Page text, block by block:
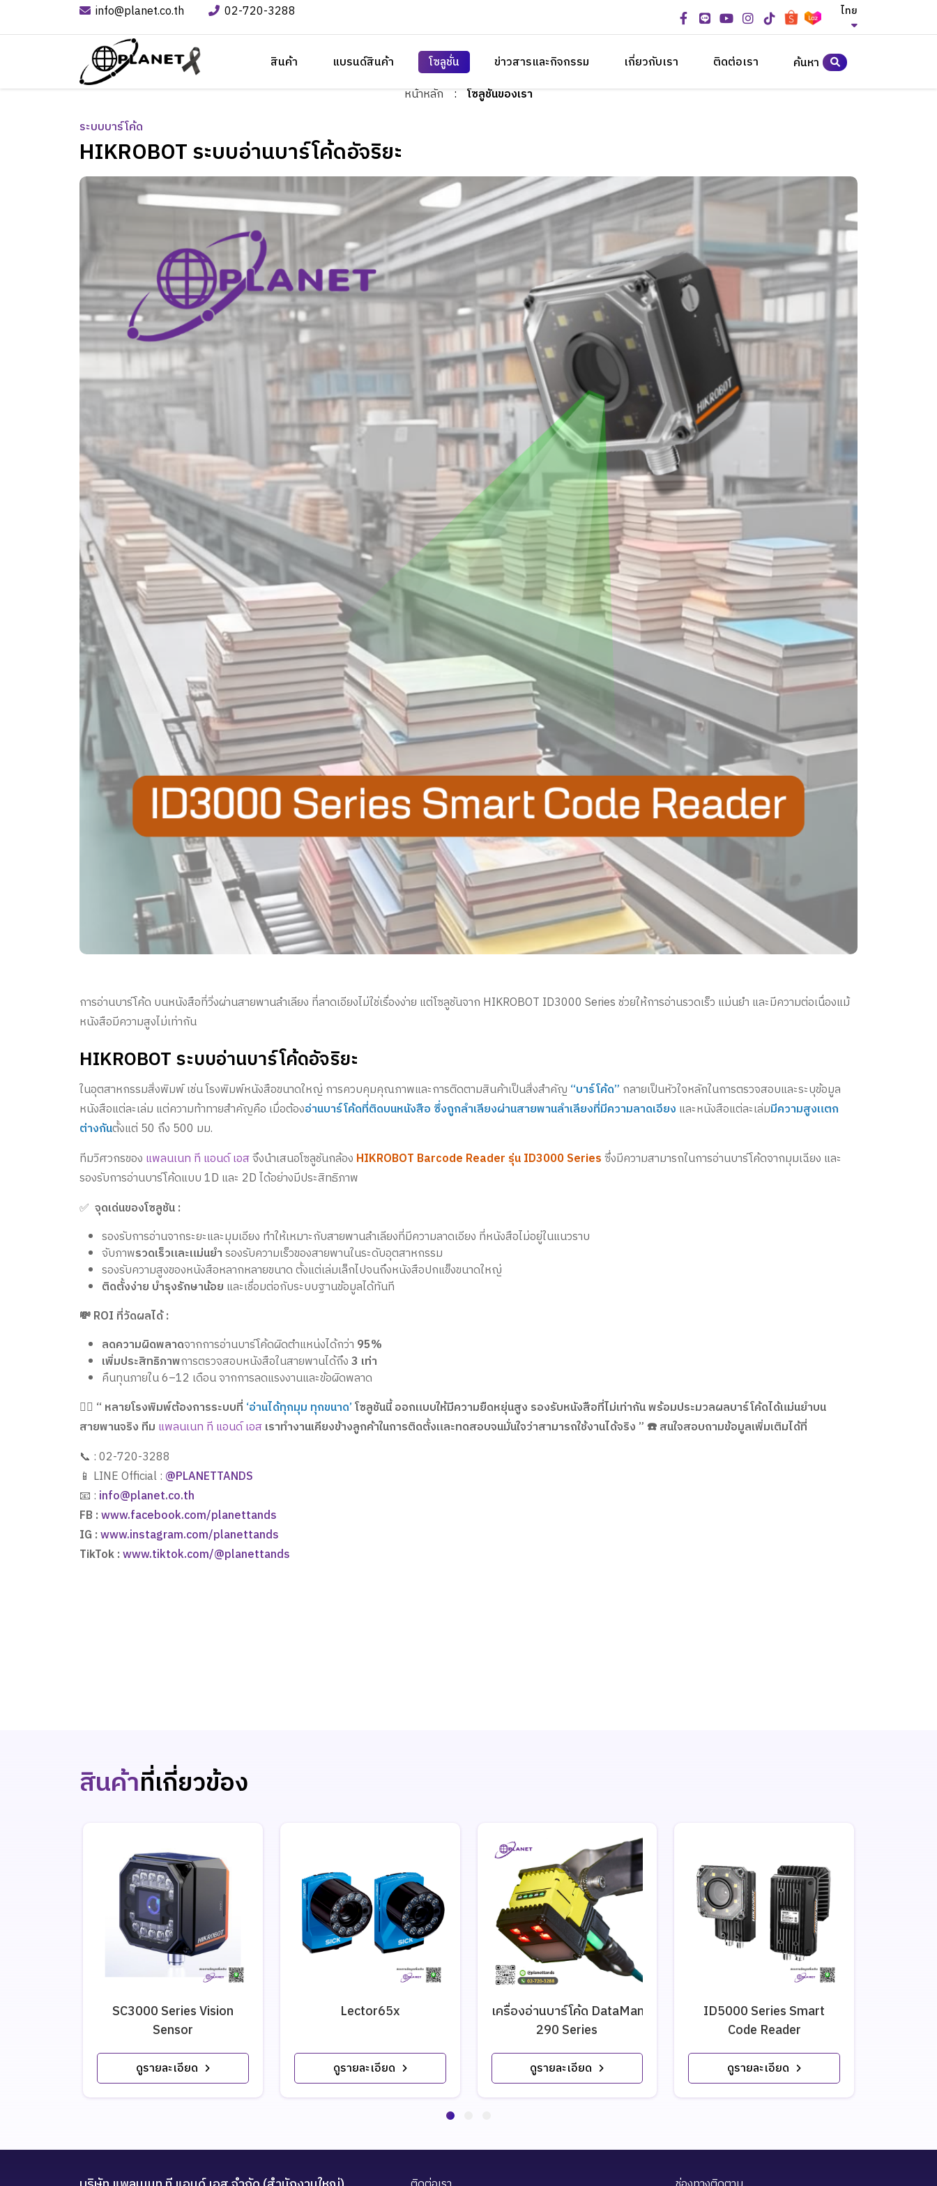
info@planet.co.th 02-720-3288 ไทย
สินค้า แบรนด์สินค้า โซลูชั่น ข่าวสารและกิจกรรม เกี่ยวกับเรา ติดต่อเรา
ค้นหา
หน้าหลัก
: โซลูชั่นของเรา
ระบบบาร์โค้ด
HIKROBOT ระบบอ่านบาร์โค้ดอัจริยะ
การอ่านบาร์โค้ด บนหนังสือที่วิ่งผ่านสายพานลำเลียง ที่ลาดเอียงไม่ใช่เรื่องง่าย แต่โซลูชันจาก HIKROBOT ID3000 Series ช่วยให้การอ่านรวดเร็ว แม่นยำ และมีความต่อเนื่องแม้
หนังสือมีความสูงไม่เท่ากัน
HIKROBOT ระบบอ่านบาร์โค้ดอัจริยะ
ในอุตสาหกรรมสิ่งพิมพ์ เช่น โรงพิมพ์หนังสือขนาดใหญ่ การควบคุมคุณภาพและการติดตามสินค้าเป็นสิ่งสำคัญ “บาร์โค้ด” กลายเป็นหัวใจหลักในการตรวจสอบและระบุข้อมูล
หนังสือแต่ละเล่ม แต่ความท้าทายสำคัญคือ เมื่อต้องอ่านบาร์โค้ดที่ติดบนหนังสือ ซึ่งถูกลำเลียงผ่านสายพานลำเลียงที่มีความลาดเอียง และหนังสือแต่ละเล่มมีความสูงแตก
ต่างกันตั้งแต่ 50 ถึง 500 มม.
ทีมวิศวกรของ แพลนเนท ที แอนด์ เอสจึงนำเสนอโซลูชันกล้อง HIKROBOT Barcode Reader รุ่น ID3000 Seriesซึ่งมีความสามารถในการอ่านบาร์โค้ดจากมุมเฉียง และ
รองรับการอ่านบาร์โค้ดแบบ 1D และ 2D ได้อย่างมีประสิทธิภาพ
✅ จุดเด่นของโซลูชัน :
รองรับการอ่านจากระยะและมุมเอียง ทำให้เหมาะกับสายพานลำเลียงที่มีความลาดเอียง ที่หนังสือไม่อยู่ในแนวราบ
จับภาพรวดเร็วและแม่นยำรองรับความเร็วของสายพานในระดับอุตสาหกรรม
รองรับความสูงของหนังสือหลากหลายขนาด ตั้งแต่เล่มเล็กไปจนถึงหนังสือปกแข็งขนาดใหญ่
ติดตั้งง่าย บำรุงรักษาน้อย และเชื่อมต่อกับระบบฐานข้อมูลได้ทันที
💸 ROI ที่วัดผลได้ :
ลดความผิดพลาดจากการอ่านบาร์โค้ดผิดตำแหน่งได้กว่า 95%
เพิ่มประสิทธิภาพการตรวจสอบหนังสือในสายพานได้ถึง3 เท่า
คืนทุนภายใน 6–12 เดือน จากการลดแรงงานและข้อผิดพลาด
👷‍♂️ “ หลายโรงพิมพ์ต้องการระบบที่ ‘อ่านได้ทุกมุม ทุกขนาด’โซลูชันนี้ ออกแบบให้มีความยืดหยุ่นสูง รองรับหนังสือที่ไม่เท่ากัน พร้อมประมวลผลบาร์โค้ดได้แม่นยำบน
สายพานจริง ทีม แพลนเนท ที แอนด์ เอสเราทำงานเคียงข้างลูกค้าในการติดตั้งและทดสอบจนมั่นใจว่าสามารถใช้งานได้จริง ” ☎️ สนใจสอบถามข้อมูลเพิ่มเติมได้ที่
📞 : 02-720-3288
📱 LINE Official : @PLANETTANDS
📧 : info@planet.co.th
FB :www.facebook.com/planettands
IG :www.instagram.com/planettands
TikTok :www.tiktok.com/@planettands
สินค้าที่เกี่ยวข้อง
ดูรายละเอียด
SC3000 Series Vision
Sensor
ดูรายละเอียด
Lector65x
ดูรายละเอียด
เครื่องอ่านบาร์โค้ด DataMan
290 Series
ดูรายละเอียด
ID5000 Series Smart
Code Reader